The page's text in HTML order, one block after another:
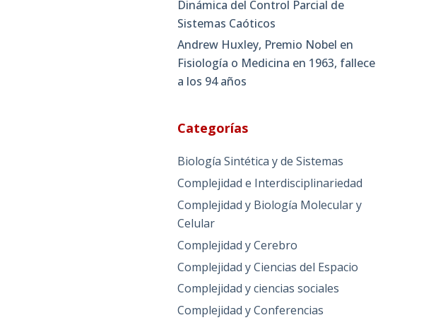
Dinámica del Control Parcial de
Sistemas Caóticos
Andrew Huxley, Premio Nobel en
Fisiología o Medicina en 1963, fallece
a los 94 años
Categorías
Biología Sintética y de Sistemas
Complejidad e Interdisciplinariedad
Complejidad y Biología Molecular y
Celular
Complejidad y Cerebro
Complejidad y Ciencias del Espacio
Complejidad y ciencias sociales
Complejidad y Conferencias